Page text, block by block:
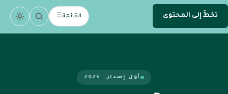
تخطَّ إلى المحتوى
DEV
devsamhan القائمة☰
أول إصدار · 2025